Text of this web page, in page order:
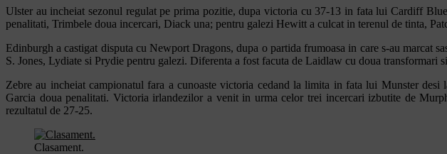
Ulster au incheiat sezonul regulat pe prima pozitie, dupa victoria cu 37-13 in fata lui Cardiff
penalitati, Trimbele doua incercari, Diack una; pentru galezi Hewitt a culcat in terenul de tinta,
Edinburgh a castigat disputa cu Newport Dragons, dupa o partida frumoasa in care s-au marcat
S. Jones, Lydiate si Prydie pentru galezi. Diferenta a fost facuta de Laidlaw cu doua transformari
Zebre au incheiat campionatul fara a cunoaste victoria cedand la limita in fata lui Munster
Garcia doua penalitati. Victoria irlandezilor a venit in urma celor trei incercari izbutite de
rezultatul de 27-25.
Clasament.